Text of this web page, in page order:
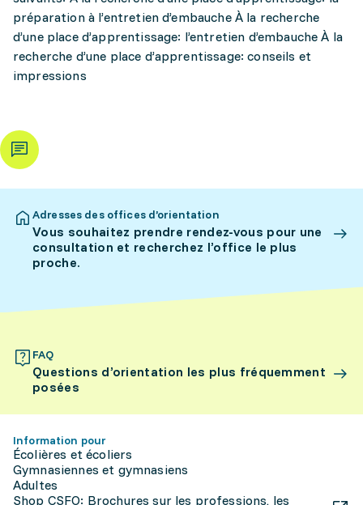
préparation à l’entretien d’embauche À la recherche
d’une place d’apprentissage: l’entretien d’embauche À la
recherche d’une place d’apprentissage: conseils et
impressions
Adresses des offices d’orientation
Vous souhaitez prendre rendez-vous pour une
consultation et recherchez l’office le plus
proche.
FAQ
Questions d’orientation les plus fréquemment
posées
Information pour
Écolières et écoliers
Gymnasiennes et gymnasiens
Adultes
Shop CSFO: Brochures sur les professions, les